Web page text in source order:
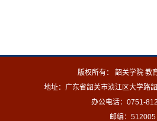
版权所有： 韶关学院 教
地址：广东省韶关市浈江区大学路
办公电话：0751-
邮编：512005